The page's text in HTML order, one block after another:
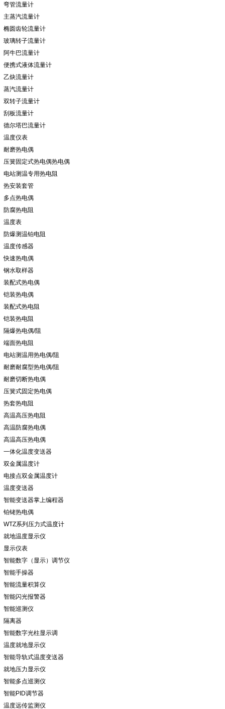
弯管流量计
主蒸汽流量计
椭圆齿轮流量计
玻璃转子流量计
阿牛巴流量计
便携式液体流量计
乙炔流量计
蒸汽流量计
双转子流量计
刮板流量计
德尔塔巴流量计
温度仪表
耐磨热电偶
压簧固定式热电偶热电偶
电站测温专用热电阻
热安装套管
多点热电偶
防腐热电阻
温度表
防爆测温铂电阻
温度传感器
快速热电偶
钢水取样器
装配式热电偶
铠装热电偶
装配式热电阻
铠装热电阻
隔爆热电偶/阻
端面热电阻
电站测温用热电偶/阻
耐磨耐腐型热电偶/阻
耐磨切断热电偶
压簧式固定热电偶
热套热电阻
高温高压热电阻
高温防腐热电偶
高温高压热电偶
一体化温度变送器
双金属温度计
电接点双金属温度计
温度变送器
智能变送器掌上编程器
铂铑热电偶
WTZ系列压力式温度计
就地温度显示仪
显示仪表
智能数字（显示）调节仪
智能手操器
智能流量积算仪
智能闪光报警器
智能巡测仪
隔离器
智能数字光柱显示调
温度就地显示仪
智能导轨式温度变送器
就地压力显示仪
智能多点巡测仪
智能PID调节器
温度远传监测仪